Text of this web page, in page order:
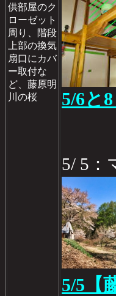
供部屋のク
ローゼット
周り、階段
上部の換気
扇口にカバ
ー取付な
ど、藤原明
川の桜
5/6と
5/ 5：
5/5【